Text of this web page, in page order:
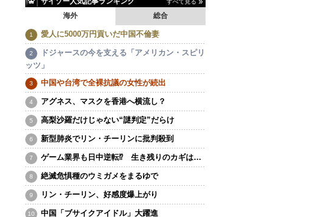
すべて見る
海外 総合
愛人に5000万円貢いだ中国不倫妻
ドジャースの今を支える「アメリカン・スピリ
ッツ」
中国や台湾で全裸抗議の女性が続出
アグネス、マスクを香港へ横流し？
高梨沙羅だけじゃない“謎判定”だらけ
新型肺炎でリン・チーリンに批判殺到
ゲーム業界も日中逆転⁉ 生き残りのカギは…
絶滅危惧種のウミガメをまるゆで
リン・チーリン、好感度爆上がり
中国「ブサイクアイドル」大躍進